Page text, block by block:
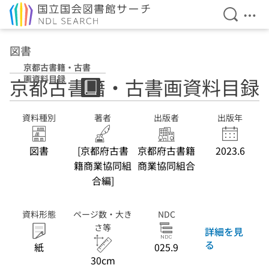
検索を
メ
図書
京都古書籍・古書
画資料目録
京都古書籍・古書画資料目録
資料種別
図書
著者
[京都府古書
籍商業協同組
合編]
出版者
京都府古書籍
商業協同組合
出版年
2023.6
資料形態
紙
ページ数・大き
さ等
30cm
NDC
025.9
詳細を見
る